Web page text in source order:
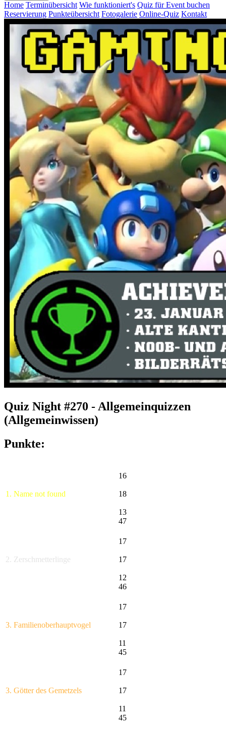
Home Terminübersicht Wie funktioniert's Quiz für Event buchen
Reservierung Punkteübersicht Fotogalerie Online-Quiz Kontakt
Quiz Night #270 - Allgemeinquizzen
(Allgemeinwissen)
Punkte:
1. Name not found
16
18
13
47
2. Zerschmetterlinge
17
17
12
46
3. Familienoberhauptvogel
17
17
11
45
3. Götter des Gemetzels
17
17
11
45